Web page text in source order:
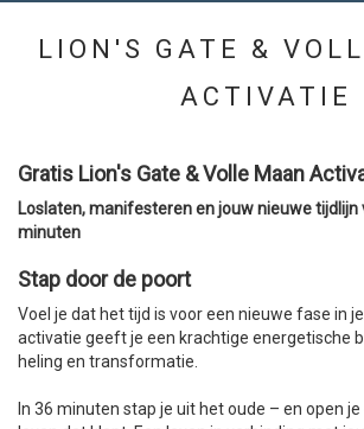
LION'S GATE &
ACTIVATIE
Gratis Lion's Gate & Volle Maan
Loslaten, manifesteren en jouw nieuwe tijdlijn
minuten
Stap door de poort
Voel je dat het tijd is voor een nieuwe fase in
activatie geeft je een krachtige energetische
heling en transformatie.
In 36 minuten stap je uit het oude – en open